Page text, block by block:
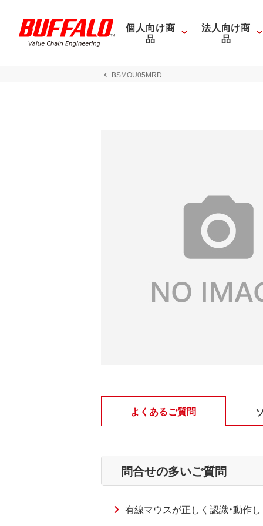
個人向け商
品
法人向け商
品
BSMOU05MRD
よくあるご質問
問合せの多いご質問
有線マウスが正しく認識・動作